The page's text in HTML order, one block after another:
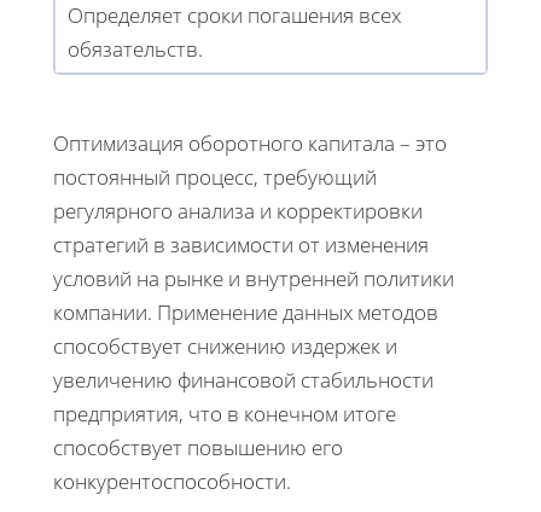
Определяет сроки погашения всех
обязательств.
Оптимизация оборотного капитала – это
постоянный процесс, требующий
регулярного анализа и корректировки
стратегий в зависимости от изменения
условий на рынке и внутренней политики
компании. Применение данных методов
способствует снижению издержек и
увеличению финансовой стабильности
предприятия, что в конечном итоге
способствует повышению его
конкурентоспособности.